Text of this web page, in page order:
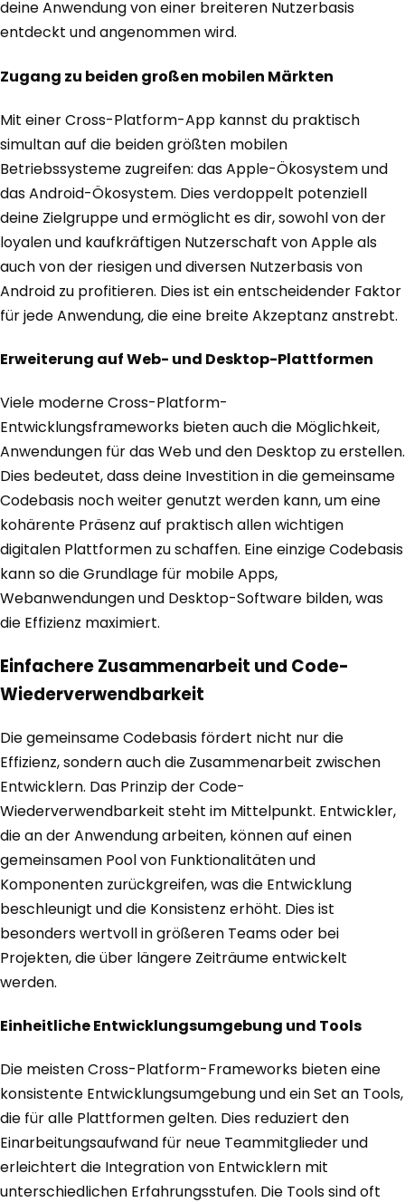
deine Anwendung von einer breiteren Nutzerbasis
entdeckt und angenommen wird.
Zugang zu beiden großen mobilen Märkten
Mit einer Cross-Platform-App kannst du praktisch
simultan auf die beiden größten mobilen
Betriebssysteme zugreifen: das Apple-Ökosystem und
das Android-Ökosystem. Dies verdoppelt potenziell
deine Zielgruppe und ermöglicht es dir, sowohl von der
loyalen und kaufkräftigen Nutzerschaft von Apple als
auch von der riesigen und diversen Nutzerbasis von
Android zu profitieren. Dies ist ein entscheidender Faktor
für jede Anwendung, die eine breite Akzeptanz anstrebt.
Erweiterung auf Web- und Desktop-Plattformen
Viele moderne Cross-Platform-
Entwicklungsframeworks bieten auch die Möglichkeit,
Anwendungen für das Web und den Desktop zu erstellen.
Dies bedeutet, dass deine Investition in die gemeinsame
Codebasis noch weiter genutzt werden kann, um eine
kohärente Präsenz auf praktisch allen wichtigen
digitalen Plattformen zu schaffen. Eine einzige Codebasis
kann so die Grundlage für mobile Apps,
Webanwendungen und Desktop-Software bilden, was
die Effizienz maximiert.
Einfachere Zusammenarbeit und Code-
Wiederverwendbarkeit
Die gemeinsame Codebasis fördert nicht nur die
Effizienz, sondern auch die Zusammenarbeit zwischen
Entwicklern. Das Prinzip der Code-
Wiederverwendbarkeit steht im Mittelpunkt. Entwickler,
die an der Anwendung arbeiten, können auf einen
gemeinsamen Pool von Funktionalitäten und
Komponenten zurückgreifen, was die Entwicklung
beschleunigt und die Konsistenz erhöht. Dies ist
besonders wertvoll in größeren Teams oder bei
Projekten, die über längere Zeiträume entwickelt
werden.
Einheitliche Entwicklungsumgebung und Tools
Die meisten Cross-Platform-Frameworks bieten eine
konsistente Entwicklungsumgebung und ein Set an Tools,
die für alle Plattformen gelten. Dies reduziert den
Einarbeitungsaufwand für neue Teammitglieder und
erleichtert die Integration von Entwicklern mit
unterschiedlichen Erfahrungsstufen. Die Tools sind oft